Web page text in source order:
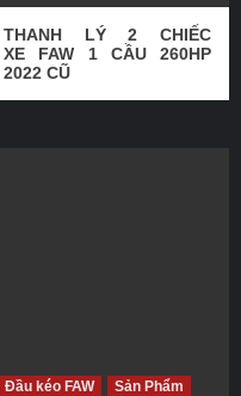
THANH LÝ 2 CHIẾC
XE FAW 1 CẦU 260HP
2022 CŨ
Đầu kéo FAW Sản Phẩm